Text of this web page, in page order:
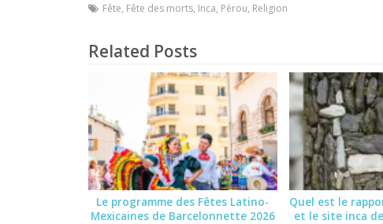
Fête, Fête des morts, Inca, Pérou, Religion
Related Posts
Le programme des Fêtes Latino-
Mexicaines de Barcelonnette 2026
Quel est le
et le site inca